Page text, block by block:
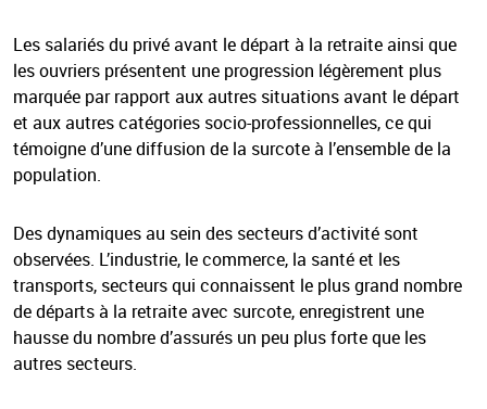
Les salariés du privé avant le départ à la retraite ainsi que
les ouvriers présentent une progression légèrement plus
marquée par rapport aux autres situations avant le départ
et aux autres catégories socio-professionnelles, ce qui
témoigne d’une diffusion de la surcote à l’ensemble de la
population.
Des dynamiques au sein des secteurs d’activité sont
observées. L’industrie, le commerce, la santé et les
transports, secteurs qui connaissent le plus grand nombre
de départs à la retraite avec surcote, enregistrent une
hausse du nombre d’assurés un peu plus forte que les
autres secteurs.